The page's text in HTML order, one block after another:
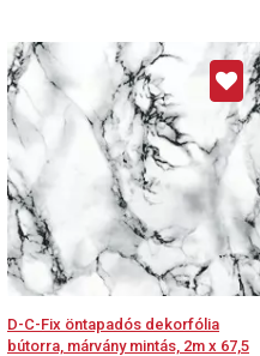
D-C-Fix öntapadós dekorfólia
bútorra, márvány mintás, 2m x 67,5